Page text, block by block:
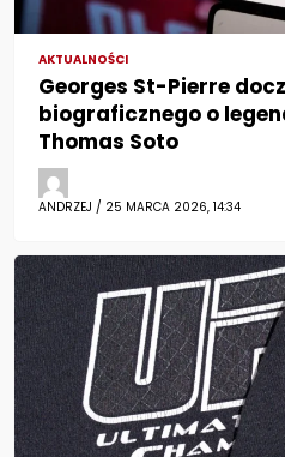
AKTUALNOŚCI
Georges St-Pierre
biograficznego o
Thomas Soto
ANDRZEJ / 25 MARCA 2026, 14:34